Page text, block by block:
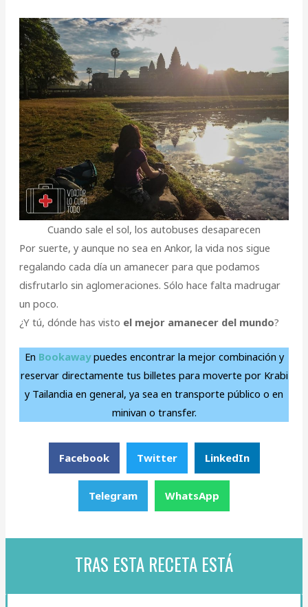
Cuando sale el sol, los autobuses desaparecen
Por suerte, y aunque no sea en Ankor, la vida nos sigue
regalando cada día un amanecer para que podamos
disfrutarlo sin aglomeraciones. Sólo hace falta madrugar
un poco.
¿Y tú, dónde has visto el mejor amanecer del mundo?
En Bookaway puedes encontrar la mejor combinación y
reservar directamente tus billetes para moverte por Krabi
y Tailandia en general, ya sea en transporte público o en
minivan o transfer.
Facebook Twitter LinkedIn
Telegram WhatsApp
TRAS ESTA RECETA ESTÁ